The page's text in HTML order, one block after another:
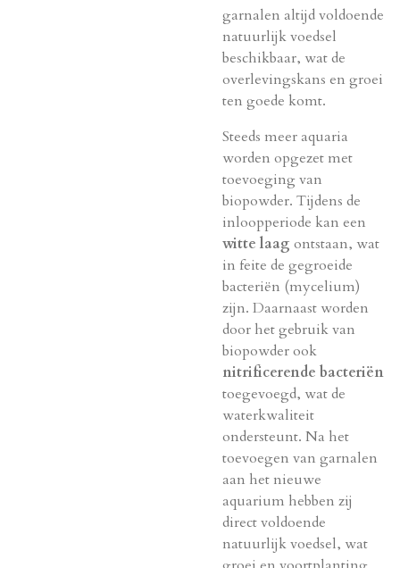
garnalen altijd voldoende
natuurlijk voedsel
beschikbaar, wat de
overlevingskans en groei
ten goede komt.
Steeds meer aquaria
worden opgezet met
toevoeging van
biopowder. Tijdens de
inloopperiode kan een
witte laag ontstaan, wat
in feite de gegroeide
bacteriën (mycelium)
zijn. Daarnaast worden
door het gebruik van
biopowder ook
nitrificerende bacteriën
toegevoegd, wat de
waterkwaliteit
ondersteunt. Na het
toevoegen van garnalen
aan het nieuwe
aquarium hebben zij
direct voldoende
natuurlijk voedsel, wat